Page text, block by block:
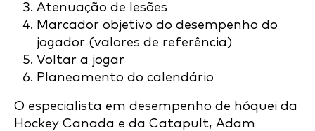
Atenuação de lesões
Marcador objetivo do desempenho do
jogador (valores de referência)
Voltar a jogar
Planeamento do calendário
O especialista em desempenho de hóquei da
Hockey Canada e da Catapult, Adam